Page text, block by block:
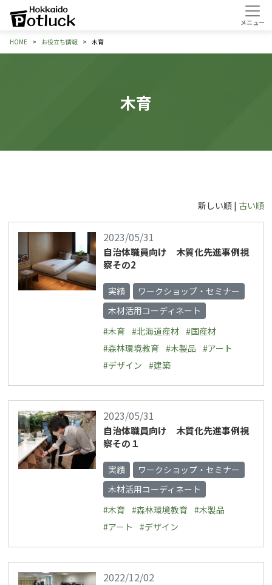
HOME お役立ち情報 木育
木育
新しい順 | 古い順
2023/05/31
自治体職員向け 木質化先進事例視
察その2
実績
ワークショップ・セミナー
木材活用コーディネート
#木育 #北海道産材 #国産材
#森林環境教育 #木製品 #アート
#デザイン #建築
2023/05/31
自治体職員向け 木質化先進事例視
察その１
実績
ワークショップ・セミナー
木材活用コーディネート
#木育 #森林環境教育 #木製品
#アート
#デザイン
2022/12/02